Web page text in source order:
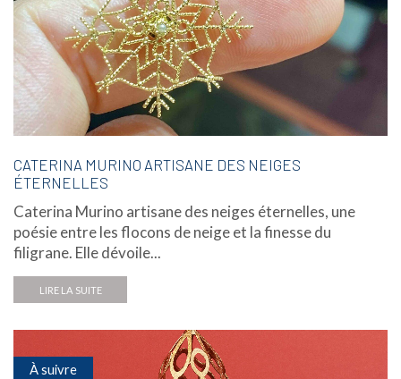
CATERINA MURINO ARTISANE DES NEIGES
ÉTERNELLES
Caterina Murino artisane des neiges éternelles, une
poésie entre les flocons de neige et la finesse du
filigrane. Elle dévoile...
LIRE LA SUITE
À suivre